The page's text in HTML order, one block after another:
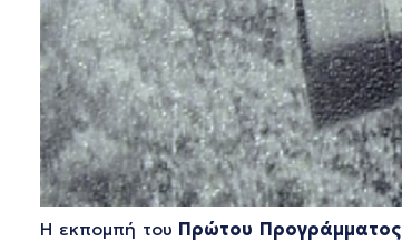
Η εκπομπή του Πρώτου Προγράμματος